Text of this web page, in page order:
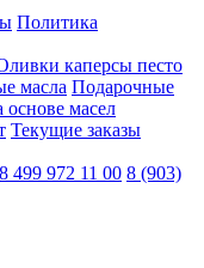
Политика
каперсы песто
масла Подарочные
основе масел
Текущие заказы
8 499 972 11 00 8 (903)